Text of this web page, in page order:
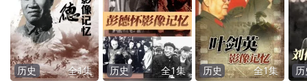
历史 全1集 历史 全1集 历史 全1集